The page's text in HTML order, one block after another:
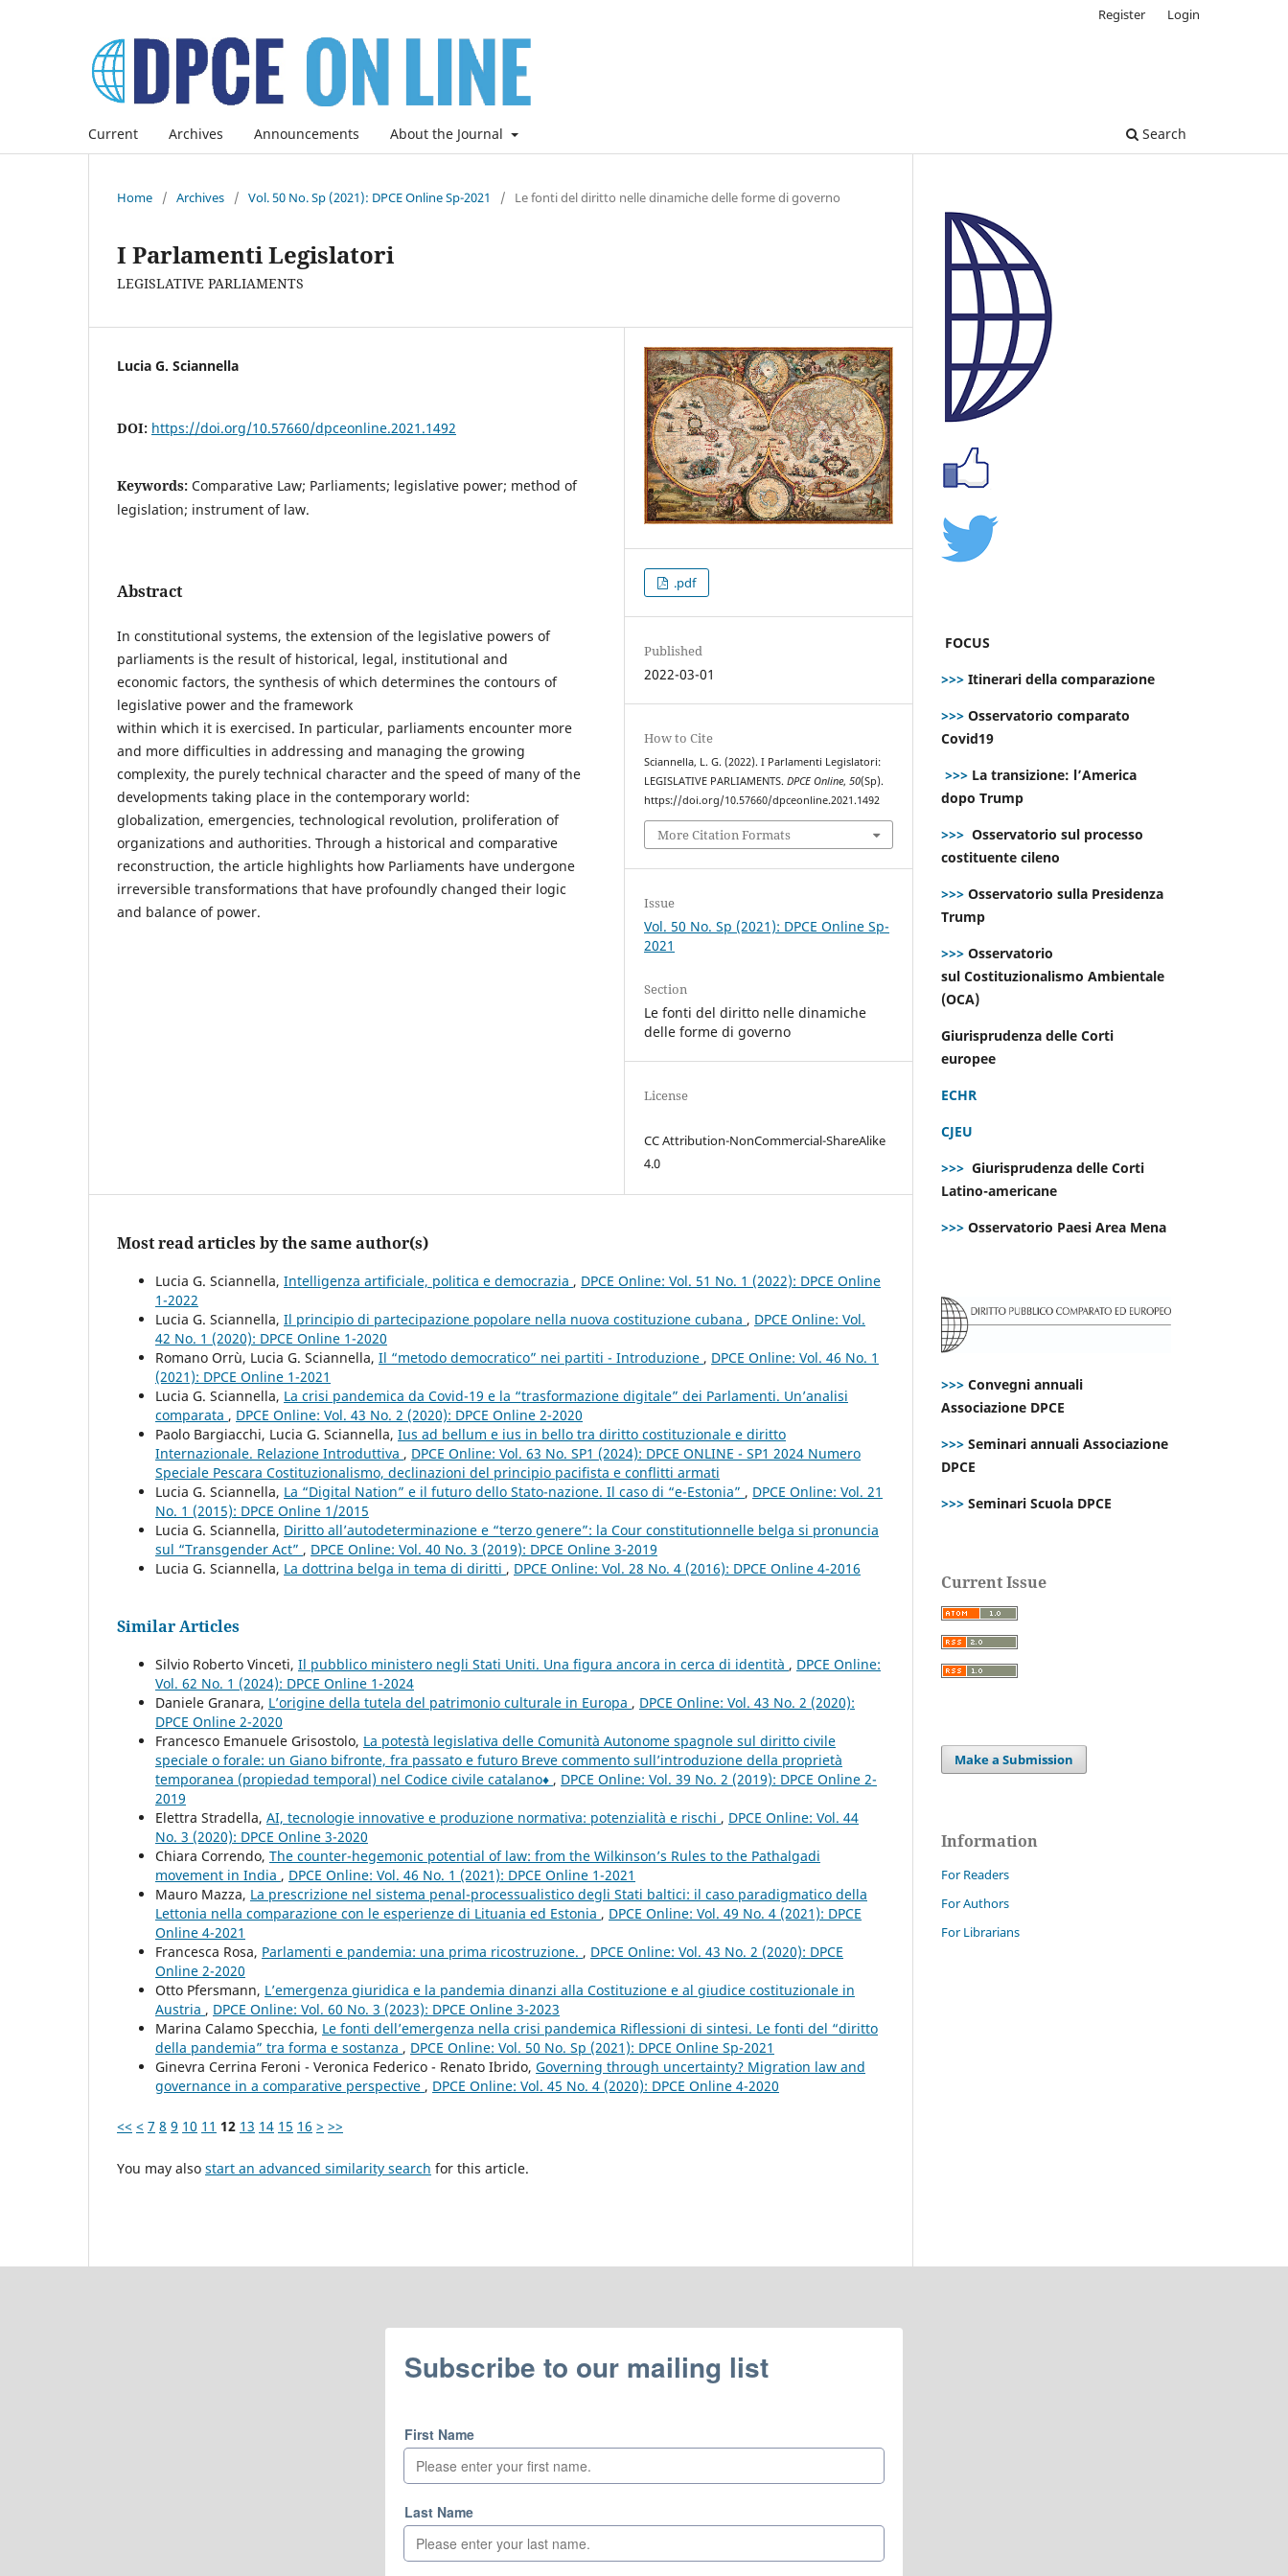
Current Archives Announcements About the Journal Search
Register Login
Home / Archives / Vol. 50 No. Sp (2021): DPCE Online Sp-2021 / Le fonti del diritto nelle dinamiche delle forme di governo
I Parlamenti Legislatori
LEGISLATIVE PARLIAMENTS
Lucia G. Sciannella
DOI: https://doi.org/10.57660/dpceonline.2021.1492
Keywords: Comparative Law; Parliaments; legislative power; method of
legislation; instrument of law.
Abstract
In constitutional systems, the extension of the legislative powers of
parliaments is the result of historical, legal, institutional and
economic factors, the synthesis of which determines the contours of
legislative power and the framework
within which it is exercised. In particular, parliaments encounter more
and more difficulties in addressing and managing the growing
complexity, the purely technical character and the speed of many of the
developments taking place in the contemporary world:
globalization, emergencies, technological revolution, proliferation of
organizations and authorities. Through a historical and comparative
reconstruction, the article highlights how Parliaments have undergone
irreversible transformations that have profoundly changed their logic
and balance of power.
.pdf
Published
2022-03-01
How to Cite
Sciannella, L. G. (2022). I Parlamenti Legislatori:
LEGISLATIVE PARLIAMENTS.DPCE Online,50(Sp).
https://doi.org/10.57660/dpceonline.2021.1492
More Citation Formats
Issue
Vol. 50 No. Sp (2021): DPCE Online Sp-
2021
Section
Le fonti del diritto nelle dinamiche
delle forme di governo
License
CC Attribution-NonCommercial-ShareAlike
4.0
Most read articles by the same author(s)
Lucia G. Sciannella, Intelligenza artificiale, politica e democrazia , DPCE Online: Vol. 51 No. 1 (2022): DPCE Online
1-2022
Lucia G. Sciannella, Il principio di partecipazione popolare nella nuova costituzione cubana , DPCE Online: Vol.
42 No. 1 (2020): DPCE Online 1-2020
Romano Orrù, Lucia G. Sciannella, Il “metodo democratico” nei partiti - Introduzione , DPCE Online: Vol. 46 No. 1
(2021): DPCE Online 1-2021
Lucia G. Sciannella, La crisi pandemica da Covid-19 e la “trasformazione digitale” dei Parlamenti. Un’analisi
comparata , DPCE Online: Vol. 43 No. 2 (2020): DPCE Online 2-2020
Paolo Bargiacchi, Lucia G. Sciannella, Ius ad bellum e ius in bello tra diritto costituzionale e diritto
Internazionale. Relazione Introduttiva , DPCE Online: Vol. 63 No. SP1 (2024): DPCE ONLINE - SP1 2024 Numero
Speciale Pescara Costituzionalismo, declinazioni del principio pacifista e conflitti armati
Lucia G. Sciannella, La “Digital Nation” e il futuro dello Stato-nazione. Il caso di “e-Estonia” , DPCE Online: Vol. 21
No. 1 (2015): DPCE Online 1/2015
Lucia G. Sciannella, Diritto all’autodeterminazione e “terzo genere”: la Cour constitutionnelle belga si pronuncia
sul “Transgender Act” , DPCE Online: Vol. 40 No. 3 (2019): DPCE Online 3-2019
Lucia G. Sciannella, La dottrina belga in tema di diritti , DPCE Online: Vol. 28 No. 4 (2016): DPCE Online 4-2016
Similar Articles
Silvio Roberto Vinceti, Il pubblico ministero negli Stati Uniti. Una figura ancora in cerca di identità , DPCE Online:
Vol. 62 No. 1 (2024): DPCE Online 1-2024
Daniele Granara, L’origine della tutela del patrimonio culturale in Europa , DPCE Online: Vol. 43 No. 2 (2020):
DPCE Online 2-2020
Francesco Emanuele Grisostolo, La potestà legislativa delle Comunità Autonome spagnole sul diritto civile
speciale o forale: un Giano bifronte, fra passato e futuro Breve commento sull’introduzione della proprietà
temporanea (propiedad temporal) nel Codice civile catalano♦ , DPCE Online: Vol. 39 No. 2 (2019): DPCE Online 2-
2019
Elettra Stradella, AI, tecnologie innovative e produzione normativa: potenzialità e rischi , DPCE Online: Vol. 44
No. 3 (2020): DPCE Online 3-2020
Chiara Correndo, The counter-hegemonic potential of law: from the Wilkinson’s Rules to the Pathalgadi
movement in India , DPCE Online: Vol. 46 No. 1 (2021): DPCE Online 1-2021
Mauro Mazza, La prescrizione nel sistema penal-processualistico degli Stati baltici: il caso paradigmatico della
Lettonia nella comparazione con le esperienze di Lituania ed Estonia , DPCE Online: Vol. 49 No. 4 (2021): DPCE
Online 4-2021
Francesca Rosa, Parlamenti e pandemia: una prima ricostruzione. , DPCE Online: Vol. 43 No. 2 (2020): DPCE
Online 2-2020
Otto Pfersmann, L’emergenza giuridica e la pandemia dinanzi alla Costituzione e al giudice costituzionale in
Austria , DPCE Online: Vol. 60 No. 3 (2023): DPCE Online 3-2023
Marina Calamo Specchia, Le fonti dell’emergenza nella crisi pandemica Riflessioni di sintesi. Le fonti del “diritto
della pandemia” tra forma e sostanza , DPCE Online: Vol. 50 No. Sp (2021): DPCE Online Sp-2021
Ginevra Cerrina Feroni - Veronica Federico - Renato Ibrido, Governing through uncertainty? Migration law and
governance in a comparative perspective , DPCE Online: Vol. 45 No. 4 (2020): DPCE Online 4-2020
<< < 7 8 9 10 11 12 13 14 15 16 > >>
You may also start an advanced similarity search for this article.
FOCUS
>>> Itinerari della comparazione
>>> Osservatorio comparato
Covid19
>>> La transizione: l’America
dopo Trump
>>> Osservatorio sul processo
costituente cileno
>>> Osservatorio sulla Presidenza
Trump
>>> Osservatorio
sul Costituzionalismo Ambientale
(OCA)
Giurisprudenza delle Corti
europee
ECHR
CJEU
>>> Giurisprudenza delle Corti
Latino-americane
>>> Osservatorio Paesi Area Mena
>>> Convegni annuali
Associazione DPCE
>>> Seminari annuali Associazione
DPCE
>>> Seminari Scuola DPCE
Current Issue
Make a Submission
Information
For Readers
For Authors
For Librarians